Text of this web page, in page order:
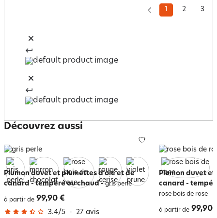
1 2 3
Découvrez aussi
Plumon duvet et plumettes d'oie et de
canard - tempéré ou chaud -gris perle
à partir de 99,90 €
3.4/5 - 27 avis
Plumon duvet
canard -
rose bois de rose
à partir de 99,90